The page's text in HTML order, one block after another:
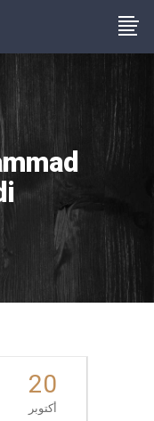
20
أكتوبر